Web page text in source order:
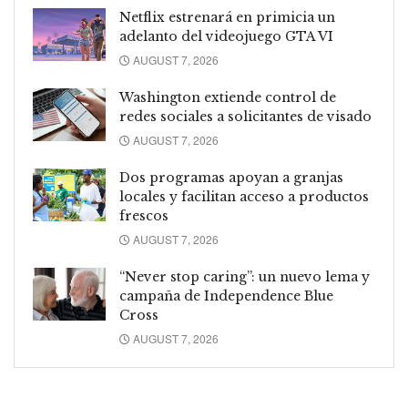
Netflix estrenará en primicia un
adelanto del videojuego GTA VI
AUGUST 7, 2026
Washington extiende control de
redes sociales a solicitantes de visado
AUGUST 7, 2026
Dos programas apoyan a granjas
locales y facilitan acceso a productos
frescos
AUGUST 7, 2026
“Never stop caring”: un nuevo lema y
campaña de Independence Blue
Cross
AUGUST 7, 2026